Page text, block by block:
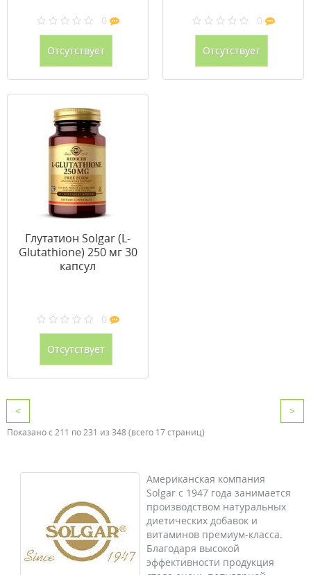
0
Отсутствует
0
Отсутствует
Глутатион Solgar (L-
Glutathione) 250 мг 30
капсул
0
Отсутствует
< >
Показано с 211 по 231 из 348 (всего 17 страниц)
Американская компания
Solgar с 1947 года занимается
производством натуральных
диетических добавок и
витаминов премиум-класса.
Благодаря высокой
эффективности продукция